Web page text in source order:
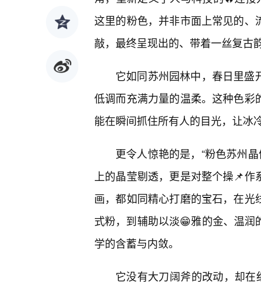
这里的粉色，并非市面上常见的
敲，最终呈现出的、带着一丝复古
它如同苏州园林中，春日里盛
低调而充满力量的温柔。这种色彩
能在瞬间抓住所有人的目光，让冰
更令人惊艳的是，“粉色苏州
上的晶莹剔透，更是对整个操📌
画，都如同精心打磨的宝石，在
式粉，到辅助以淡😁雅的金、温
学的含蓄与内敛。
它没有大刀阔斧的改动，却在